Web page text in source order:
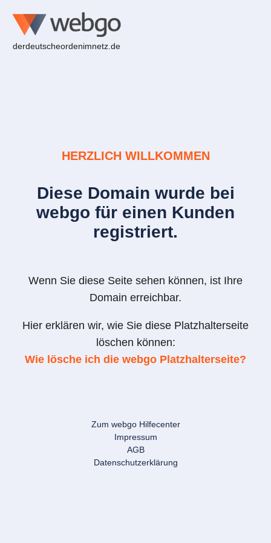
derdeutscheordenimnetz.de
HERZLICH WILLKOMMEN
Diese Domain wurde bei
webgo für einen Kunden
registriert.
Wenn Sie diese Seite sehen können, ist Ihre
Domain erreichbar.
Hier erklären wir, wie Sie diese Platzhalterseite
löschen können:
Wie lösche ich die webgo Platzhalterseite?
Zum webgo Hilfecenter
Impressum
AGB
Datenschutzerklärung